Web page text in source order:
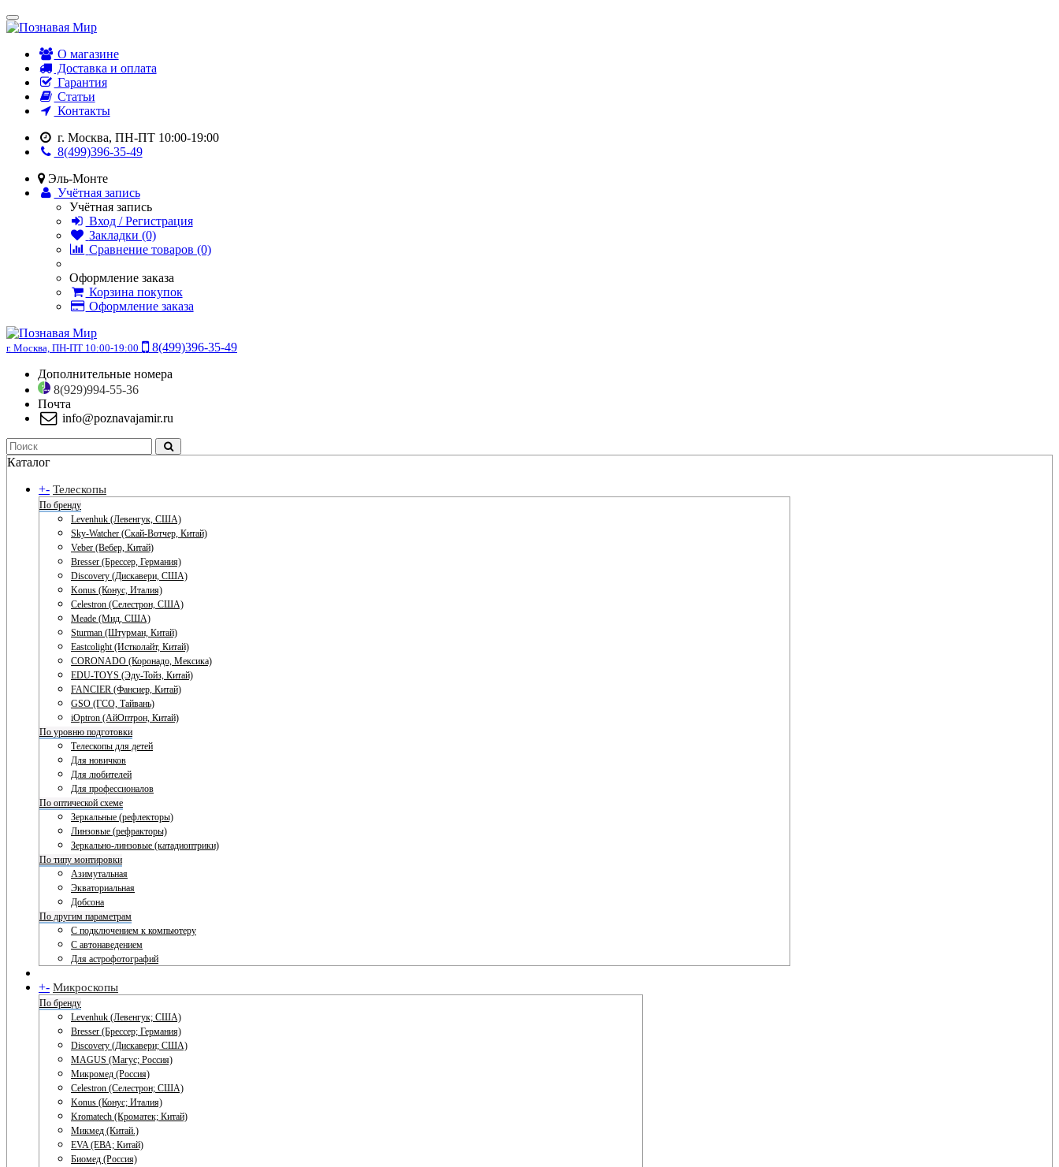
О магазине
Доставка и оплата
Гарантия
Статьи
Контакты
г. Москва, ПН-ПТ 10:00-19:00
8(499)396-35-49
Эль-Монте
Учётная запись
Учётная запись
Вход / Регистрация
Закладки (0)
Сравнение товаров (0)
Оформление заказа
Корзина покупок
Оформление заказа
г. Москва, ПН-ПТ 10:00-19:00
8(499)396-35-49
Дополнительные номера
8(929)994-55-36
Почта
info@poznavajamir.ru
Каталог
+- Телескопы
По бренду
Levenhuk (Левенгук, США)
Sky-Watcher (Скай-Вотчер, Китай)
Veber (Вебер, Китай)
Bresser (Брессер, Германия)
Discovery (Дискавери, США)
Konus (Конус, Италия)
Celestron (Селестрон, США)
Meade (Мид, США)
Sturman (Штурман, Китай)
Eastcolight (Истколайт, Китай)
CORONADO (Коронадо, Мексика)
EDU-TOYS (Эду-Тойз, Китай)
FANCIER (Фансиер, Китай)
GSO (ГСО, Тайвань)
iOptron (АйОптрон, Китай)
По уровню подготовки
Телескопы для детей
Для новичков
Для любителей
Для профессионалов
По оптической схеме
Зеркальные (рефлекторы)
Линзовые (рефракторы)
Зеркально-линзовые (катадиоптрики)
По типу монтировки
Азимутальная
Экваториальная
Добсона
По другим параметрам
С подключением к компьютеру
С автонаведением
Для астрофотографий
+- Микроскопы
По бренду
Levenhuk (Левенгук; США)
Bresser (Брессер; Германия)
Discovery (Дискавери; США)
MAGUS (Магус; Россия)
Микромед (Россия)
Celestron (Селестрон; США)
Konus (Конус; Италия)
Kromatech (Кроматек; Китай)
Микмед (Китай.)
EVA (ЕВА; Китай)
Биомед (Россия)